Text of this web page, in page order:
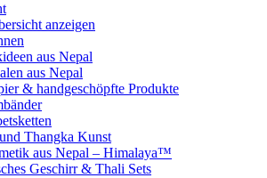
anzeigen
aus Nepal
aus Nepal
& handgeschöpfte Produkte
Thangka Kunst
aus Nepal – Himalaya™
Geschirr & Thali Sets